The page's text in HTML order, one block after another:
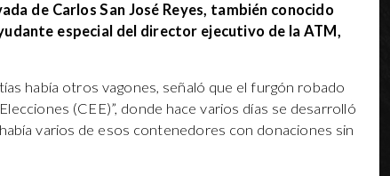
de Carlos San José Reyes, también conocido
especial del director ejecutivo de la ATM,
había otros vagones, señaló que el furgón robado
(CEE)”, donde hace varios días se desarrolló
varios de esos contenedores con donaciones sin